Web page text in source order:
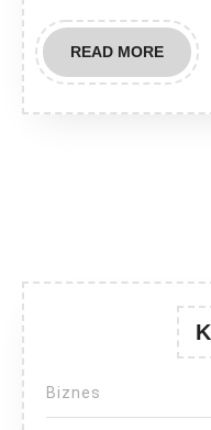
READ MOREREAD
MORE
Biznes